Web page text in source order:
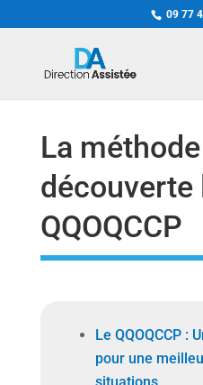
09 77
La
découverte
QQOQCCP
Le QQOQCCP :
pour une